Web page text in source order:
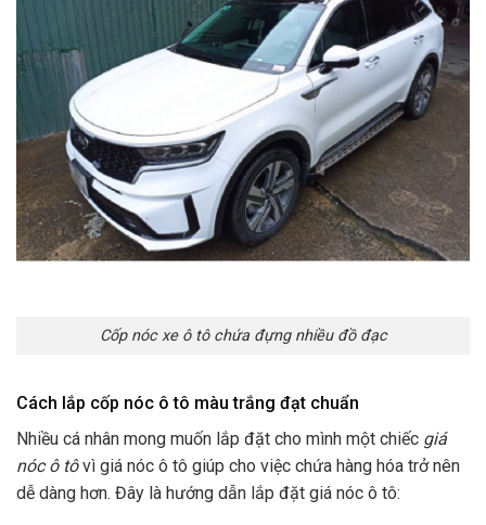
Cốp nóc xe ô tô chứa đựng nhiều đồ đạc
Cách lắp cốp nóc ô tô màu trắng đạt chuẩn
Nhiều cá nhân mong muốn lắp đặt cho mình một chiếc giá
nóc ô tôvì giá nóc ô tô giúp cho việc chứa hàng hóa trở nên
dễ dàng hơn. Đây là hướng dẫn lắp đặt giá nóc ô tô: